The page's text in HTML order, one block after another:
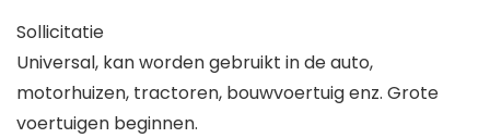
Sollicitatie
Universal, kan worden gebruikt in de auto,
motorhuizen, tractoren, bouwvoertuig enz. Grote
voertuigen beginnen.